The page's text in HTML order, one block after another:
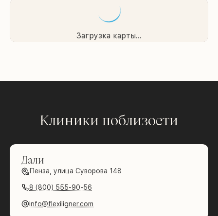
Загрузка карты...
Клиники поблизости
Дали
Пенза, улица Суворова 148
8 (800) 555-90-56
info@flexiligner.com